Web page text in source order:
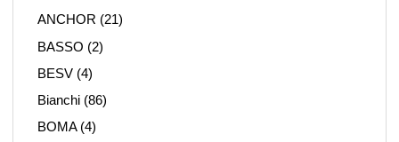
ANCHOR (21)
BASSO (2)
BESV (4)
Bianchi (86)
BOMA(4)